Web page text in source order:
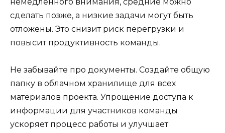
сделать позже, а низкие задачи могут быть
отложены. Это снизит риск перегрузки и
повысит продуктивность команды.
Не забывайте про документы. Создайте общую
папку в облачном хранилище для всех
материалов проекта. Упрощение доступа к
информации для участников команды
ускоряет процесс работы и улучшает